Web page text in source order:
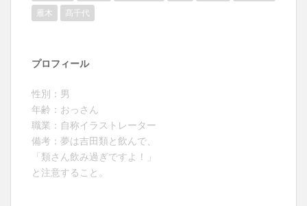
雁木
髙千代
プロフィール
性別：男
年齢：おっさん
職業：自称イラストレーター
備考：夢は吉田類と飲んで、
「類さん飲み過ぎですよ！」
と注意すること。